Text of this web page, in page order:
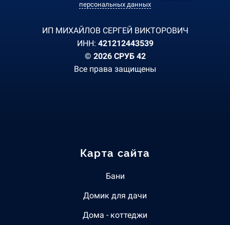
персональных данных
ИП МИХАЙЛОВ СЕРГЕЙ ВИКТОРОВИЧ
ИНН: 421212443539
© 2026 СРУБ 42
Все права защищены
Карта сайта
Бани
Домик для дачи
Дома - коттеджи